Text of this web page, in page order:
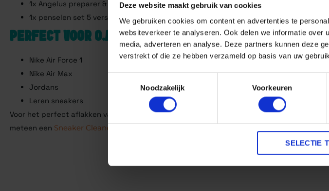
Deze website maakt gebruik van cookies
We gebruiken cookies om content en advertenties te
websiteverkeer te analyseren. Ook delen we informatie
media, adverteren en analyse. Deze partners kunnen deze
verstrekt of die ze hebben verzameld op basis van uw
Noodzakelijk
Voorkeuren
SELECTIE
1x Angelus preparer & deglazer voorbehandeling
1x penselen set 5 verschillende penselen.
PERFECT VOOR O.A.
Nike Air Force 1
Nike Air Max
Jordans
Leren sneakers
Voor het perfect aflakken van je project kies je voor finisher in de optie mat of glans,
meteen een Sneaker Cleaner